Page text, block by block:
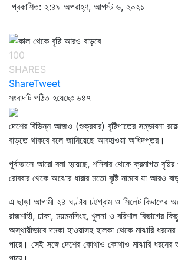
প্রকাশিত: ২:৪৯ অপরাহ্ণ, আগস্ট ৬, ২০২১
100
SHARES
ShareTweet
সংবাদটি পঠিত হয়েছেঃ ৬৪৭
দেশের বিভিন্ন আজও (শুক্রবার) বৃষ্টিপাতের সম্ভাবনা
বাড়তে থাকবে বলে জানিয়েছে আবহাওয়া অধিদপ্তর।
পূর্বাভাসে আরো বলা হয়েছে, শনিবার থেকে ক্রমাগত
রোববার থেকে অঝোর ধারার মতো বৃষ্টি নামবে যা আরও
এ ছাড়া আগামী ২৪ ঘণ্টায় চট্টগ্রাম ও সিলেট বিভাগের
রাজশাহী, ঢাকা, ময়মনসিংহ, খুলনা ও বরিশাল বিভাগের
অস্থায়ীভাবে দমকা হাওয়াসহ হালকা থেকে মাঝারি ধরনের
পারে। সেই সঙ্গে দেশের কোথাও কোথাও মাঝারি ধরনের